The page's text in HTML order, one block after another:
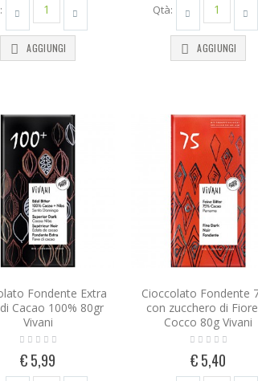
AGGIUNGI
Qtà:
AGGIUNGI
Fondente Extra
Cacao 100% 80gr
Vivani
€ 5,99
Cioccolato Fondente
con zucchero di
Cocco 80g Vivani
€ 5,40